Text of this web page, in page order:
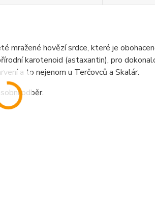
mražené hovězí srdce, které je
karotenoid (astaxantin), pro
a to nejenom u Terčovců a Skalár.
odběr.